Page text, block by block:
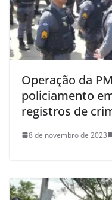
Operação da
policiamento
registros de
8 de novembro de 2023